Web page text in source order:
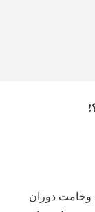
وخامت دوران